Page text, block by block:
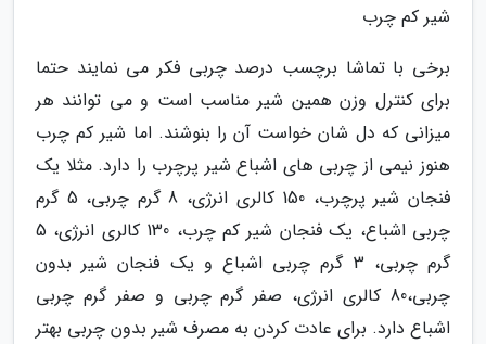
شیر کم چرب
برخی با تماشا برچسب درصد چربی فکر می نمایند حتما
برای کنترل وزن همین شیر مناسب است و می توانند هر
میزانی که دل شان خواست آن را بنوشند. اما شیر کم چرب
هنوز نیمی از چربی های اشباع شیر پرچرب را دارد. مثلا یک
فنجان شیر پرچرب، 150 کالری انرژی، 8 گرم چربی، 5 گرم
چربی اشباع، یک فنجان شیر کم چرب، 130 کالری انرژی، 5
گرم چربی، 3 گرم چربی اشباع و یک فنجان شیر بدون
چربی،80 کالری انرژی، صفر گرم چربی و صفر گرم چربی
اشباع دارد. برای عادت کردن به مصرف شیر بدون چربی بهتر